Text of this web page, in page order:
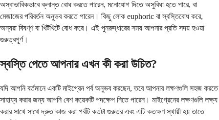
অস্বাভাবিকভাবে ক্লান্ত বোধ করতে পারেন, মনোযোগ দিতে অসুবিধা হতে পারে, বা
মেজাজের পরিবর্তন অনুভব করতে পারেন। কিছু লোক euphoric বা স্বস্তিবোধ করে,
অন্যরা বিষণ্ণ বা খিটখিটে বোধ করে। এই পুনরুদ্ধারের সময় আপনার প্রতি সদয় হওয়া
গুরুত্বপূর্ণ।
স্বস্তি পেতে আপনার এখন কী করা উচিত?
যদি আপনি বর্তমানে একটি মাইগ্রেন পর্ব অনুভব করছেন, তবে আপনার লক্ষণগুলি সহজ করতে
সাহায্য করার জন্য আপনি বেশ কয়েকটি পদক্ষেপ নিতে পারেন। মাইগ্রেনের লক্ষণগুলি লক্ষ্য
করার সাথে সাথে দ্রুত কাজ করা পর্বটি কতটা গুরুতর এবং এটি কতক্ষণ স্থায়ী হয় তাতে